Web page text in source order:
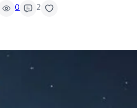
2
0